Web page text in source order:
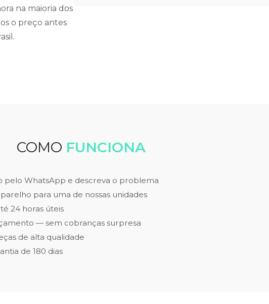
na maioria dos
o preço antes
COMO FUNCIONA
pelo WhatsApp e descreva o problema
para uma de nossas unidades
24 horas úteis
— sem cobranças surpresa
de alta qualidade
de 180 dias